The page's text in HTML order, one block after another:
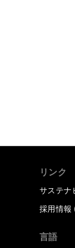
リンク
サステナ
採用情報
言語